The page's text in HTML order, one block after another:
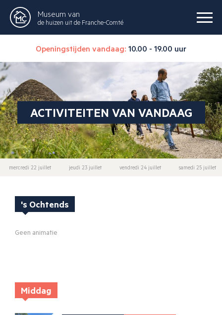
Museum van
de huizen uit de Franche-Comté
Openingstijden vandaag: 10.00 - 19.00 uur
ACTIVITEITEN VAN VANDAAG
mercredi 22 juillet jeudi 23 juillet vendredi 24 juillet samedi 25 juillet
's Ochtends
Geen animatie
Middag